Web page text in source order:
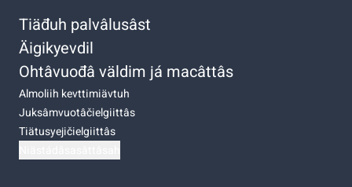
Tiäđuh palvâlusâst
Äigikyevdil
Ohtâvuođâ väldim já macâttâs
Almoliih kevttimiävtuh
Juksâmvuotâčielgiittâs
Tiätusyejičielgiittâs